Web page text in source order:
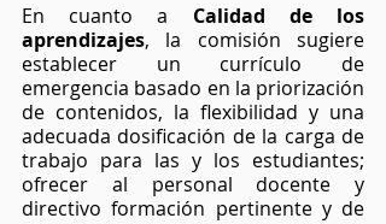
En cuanto a Calidad de los
aprendizajes, la comisión sugiere
establecer un currículo de
emergencia basado en la priorización
de contenidos, la flexibilidad y una
adecuada dosificación de la carga de
trabajo para las y los estudiantes;
ofrecer al personal docente y
directivo formación pertinente y de